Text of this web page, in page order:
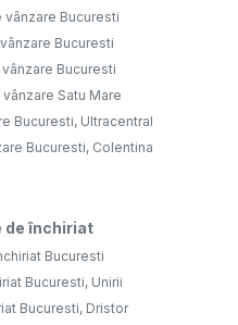
Bucuresti
Bucuresti
Bucuresti
Satu Mare
Bucuresti, Ultracentral
Bucuresti, Colentina
de închiriat
Bucuresti
Bucuresti, Unirii
Bucuresti, Dristor